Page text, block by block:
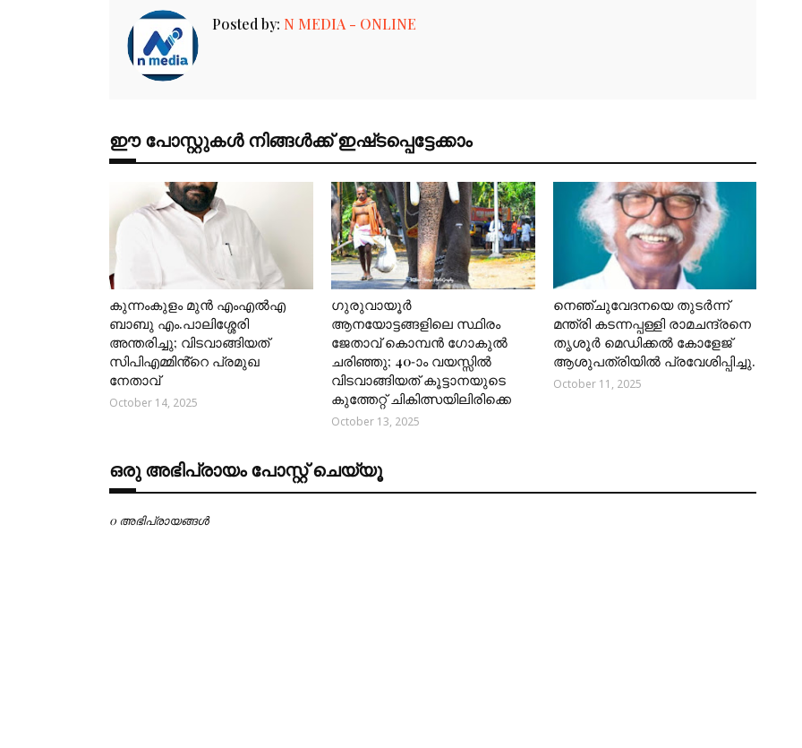
Posted by: N MEDIA - ONLINE
ഈ പോസ്റ്റുകൾ നിങ്ങൾക്ക് ഇഷ്‌‌ടപ്പെട്ടേക്കാം
കുന്നംകുളം മുൻ എംഎൽഎ
ബാബു എം.പാലിശ്ശേരി
അന്തരിച്ചു; വിടവാങ്ങിയത്
സിപിഎമ്മിൻ്റെ പ്രമുഖ
നേതാവ്
October 14, 2025
ഗുരുവായൂർ
ആനയോട്ടങ്ങളിലെ സ്ഥിരം
ജേതാവ് കൊമ്പൻ ഗോകുൽ
ചരിഞ്ഞു; 40-ാം വയസ്സിൽ
വിടവാങ്ങിയത് കൂട്ടാനയുടെ
കുത്തേറ്റ് ചികിത്സയിലിരിക്കെ
October 13, 2025
നെഞ്ചുവേദനയെ തുടർന്ന്
മന്ത്രി കടന്നപ്പള്ളി രാമചന്ദ്രനെ
തൃശൂർ മെഡിക്കൽ കോളേജ്
ആശുപത്രിയിൽ പ്രവേശിപ്പിച്ചു.
October 11, 2025
ഒരു അഭിപ്രായം പോസ്റ്റ് ചെയ്യൂ
0 അഭിപ്രായങ്ങള്‍